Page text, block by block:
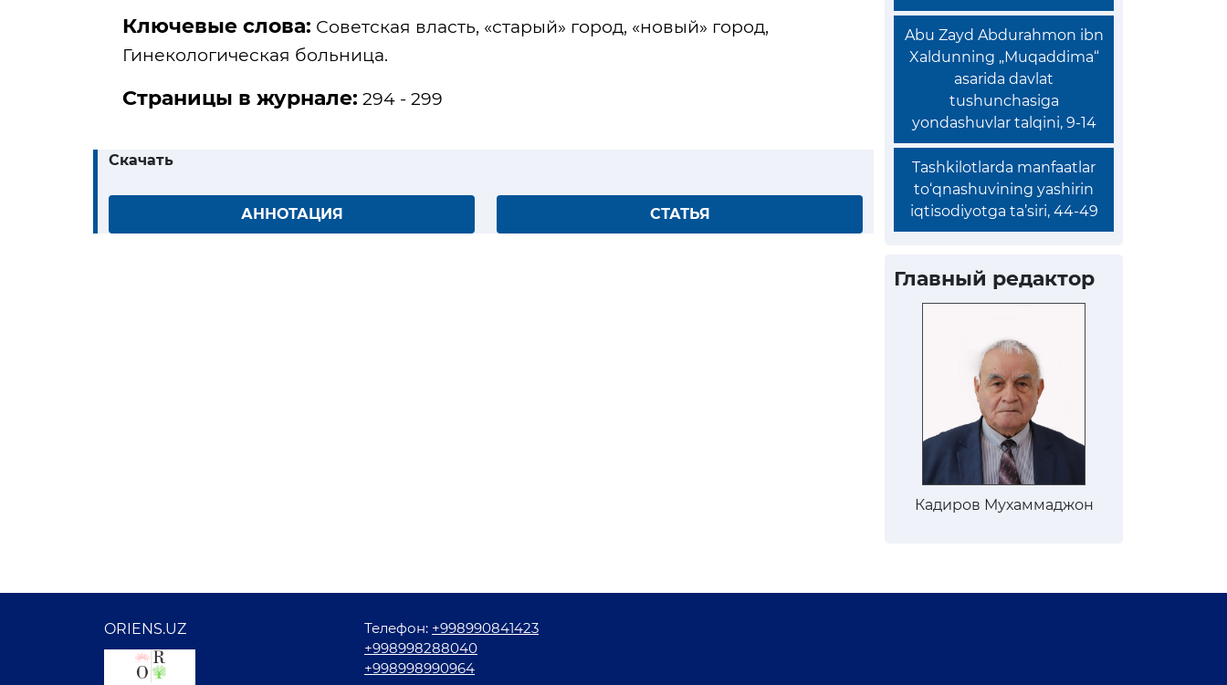
Ключевые слова: Советская власть, «старый» город, «новый» город,
Гинекологическая больница.
Страницы в журнале: 294 - 299
Скачать
АННОТАЦИЯ СТАТЬЯ
Abu Zayd Abdurahmon ibn
Xaldunning „Muqaddima“
asarida davlat
tushunchasiga
yondashuvlar talqini, 9-14
Tashkilotlarda manfaatlar
to‘qnashuvining yashirin
iqtisodiyotga ta’siri, 44-49
Главный редактор
Кадиров Мухаммаджон
ORIENS.UZ Телефон: +998990841423
+998998288040
+998998990964